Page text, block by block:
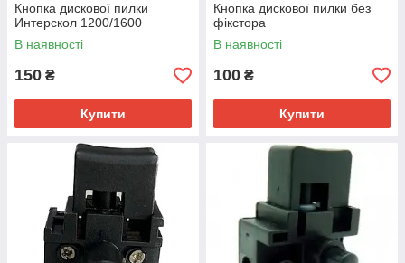
Кнопка дискової пилки
Интерскол 1200/1600
В наявності
150 ₴
Купити
Кнопка дискової пилки без
фікстора
В наявності
100 ₴
Купити